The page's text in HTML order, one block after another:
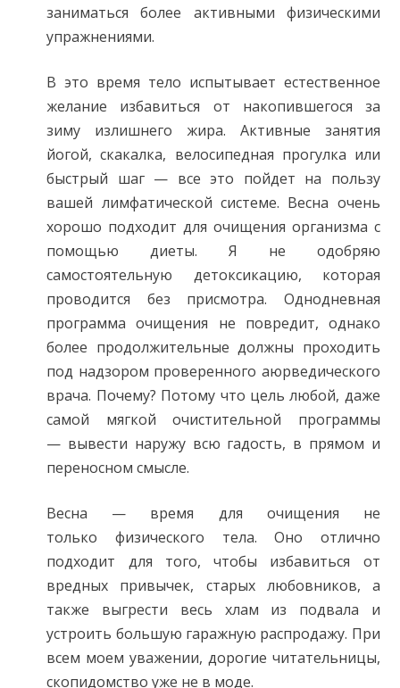
заниматься более активными физическими
упражнениями.
В это время тело испытывает естественное
желание избавиться от накопившегося за
зиму излишнего жира. Активные занятия
йогой, скакалка, велосипедная прогулка или
быстрый шаг — все это пойдет на пользу
вашей лимфатической системе. Весна очень
хорошо подходит для очищения организма с
помощью диеты. Я не одобряю
самостоятельную детоксикацию, которая
проводится без присмотра. Однодневная
программа очищения не повредит, однако
более продолжительные должны проходить
под надзором проверенного аюрведического
врача. Почему? Потому что цель любой, даже
самой мягкой очистительной программы
— вывести наружу всю гадость, в прямом и
переносном смысле.
Весна — время для очищения не
только физического тела. Оно отлично
подходит для того, чтобы избавиться от
вредных привычек, старых любовников, а
также выгрести весь хлам из подвала и
устроить большую гаражную распродажу. При
всем моем уважении, дорогие читательницы,
скопидомство уже не в моде.